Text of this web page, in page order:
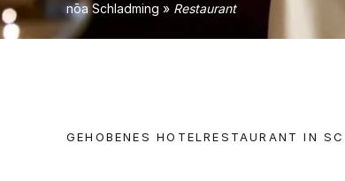
nōa Schladming » Restaurant
GEHOBENES HOTELRESTAURANT IN